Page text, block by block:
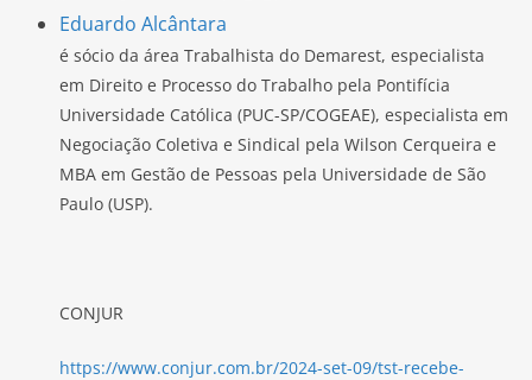
Eduardo Alcântara
é sócio da área Trabalhista do Demarest, especialista
em Direito e Processo do Trabalho pela Pontifícia
Universidade Católica (PUC-SP/COGEAE), especialista em
Negociação Coletiva e Sindical pela Wilson Cerqueira e
MBA em Gestão de Pessoas pela Universidade de São
Paulo (USP).
CONJUR
https://www.conjur.com.br/2024-set-09/tst-recebe-